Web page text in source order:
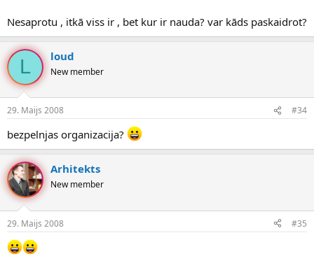
Nesaprotu , itkā viss ir , bet kur ir nauda? var kāds paskaidrot?
L loud
New member
29. Maijs 2008 #34
bezpelnjas organizacija?
Arhitekts
New member
29. Maijs 2008 #35